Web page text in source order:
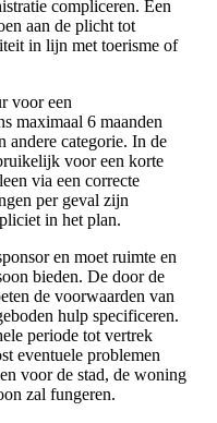
compliceren. Een
aan de plicht tot
in lijn met toerisme of
voor een
maximaal 6 maanden
andere categorie. In de
voor een korte
via een correcte
per geval zijn
in het plan.
en moet ruimte en
bieden. De door de
de voorwaarden van
hulp specificeren.
periode tot vertrek
eventuele problemen
voor de stad, de woning
zal fungeren.